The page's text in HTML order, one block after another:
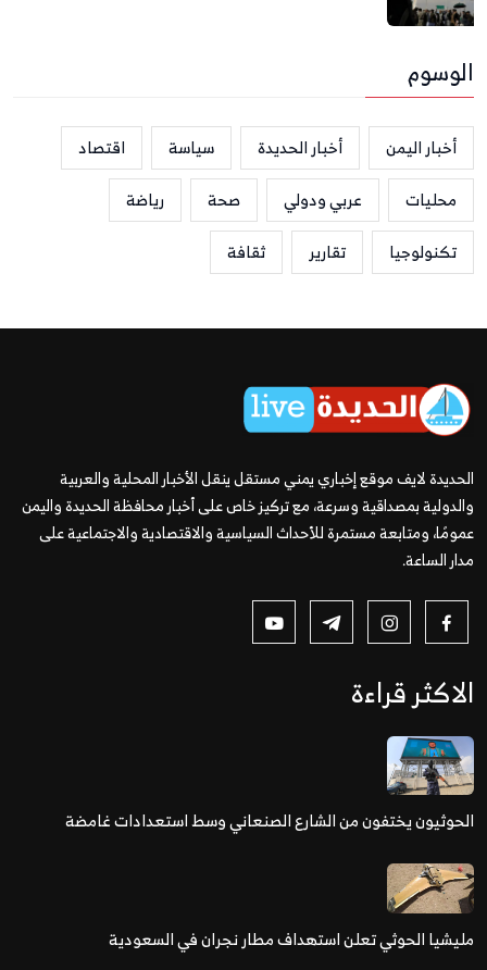
الوسوم
أخبار اليمن أخبار الحديدة سياسة
اقتصاد
محليات
عربي ودولي صحة
رياضة
تكنولوجيا
تقارير ثقافة
الحديدة لايف موقع إخباري يمني مستقل ينقل الأخبار المحلية والعربية
والدولية بمصداقية وسرعة، مع تركيز خاص على أخبار محافظة الحديدة واليمن
عمومًا، ومتابعة مستمرة للأحداث السياسية والاقتصادية والاجتماعية على
مدار الساعة.
الاكثر قراءة
الحوثيون يختفون من الشارع الصنعاني وسط استعدادات غامضة
مليشيا الحوثي تعلن استهداف مطار نجران في السعودية